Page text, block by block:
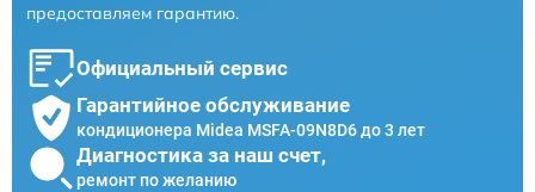
предоставляем гарантию.
Официальный сервис
Гарантийное обслуживание
кондиционера Midea MSFA-09N8D6 до 3 лет
Диагностика за наш счет,
ремонт по желанию